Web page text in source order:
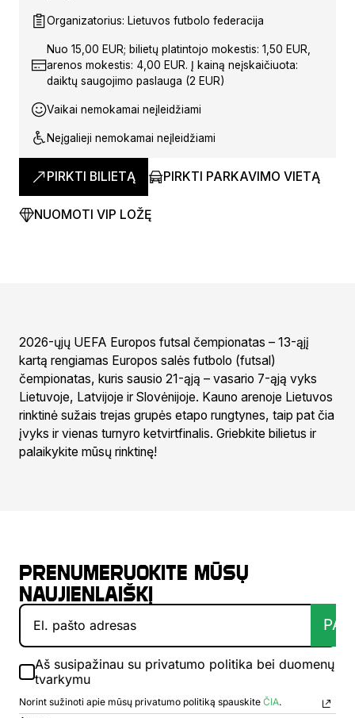
Organizatorius: Lietuvos futbolo federacija
Nuo 15,00 EUR; bilietų platintojo mokestis: 1,50 EUR,
arenos mokestis: 4,00 EUR. Į kainą neįskaičiuota:
daiktų saugojimo paslauga (2 EUR)
Vaikai nemokamai neįleidžiami
Neįgalieji nemokamai neįleidžiami
PIRKTI BILIETĄ PIRKTI PARKAVIMO VIETĄ
NUOMOTI VIP LOŽĘ
2026-ųjų UEFA Europos futsal čempionatas – 13-ąjį
kartą rengiamas Europos salės futbolo (futsal)
čempionatas, kuris sausio 21-ąją – vasario 7-ąją vyks
Lietuvoje, Latvijoje ir Slovėnijoje. Kauno arenoje Lietuvos
rinktinė sužais trejas grupės etapo rungtynes, taip pat čia
įvyks ir vienas turnyro ketvirtfinalis. Griebkite bilietus ir
palaikykite mūsų rinktinę!
Prenumeruokite mūsų
naujienlaiškį
Aš susipažinau su privatumo politika bei duomenų
tvarkymu
Norint sužinoti apie mūsų privatumo politiką spauskite ČIA.